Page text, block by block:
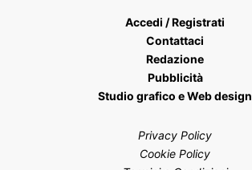
Accedi / Registrati
Contattaci
Redazione
Pubblicità
Studio grafico e Web design
Privacy Policy
Cookie Policy